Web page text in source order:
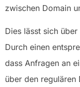
zwischen Domain
Dies lässt sich
Durch einen
dass Anfragen an
über den regulären